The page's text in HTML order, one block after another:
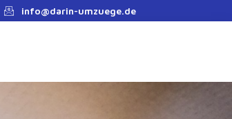
info@darin-umzuege.de